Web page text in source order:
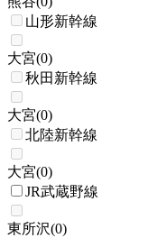
山形新幹線
大宮(0)
秋田新幹線
大宮(0)
北陸新幹線
大宮(0)
JR武蔵野線
東所沢(0)